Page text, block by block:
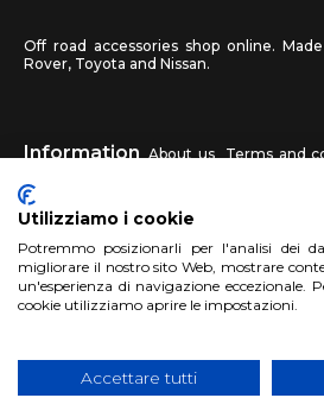
Off road accessories shop online.
Rover, Toyota and Nissan.
Information About us Terms and
returns
HM4X4 FAQ Affiliated workshop
Account Sign up
Utilizziamo i cookie
Potremmo posizionarli per l'analisi dei
migliorare il nostro sito Web, mostrare
un'esperienza di navigazione eccezionale.
cookie utilizziamo aprire le impostazioni.
Accettare tutti